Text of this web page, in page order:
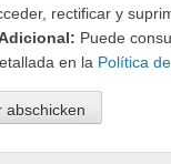
rectificar y
Puede
en la Política